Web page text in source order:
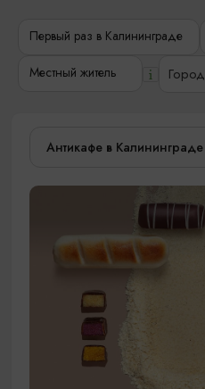
Первый раз в Калининграде
Местный житель Город
Антикафе в Калининграде